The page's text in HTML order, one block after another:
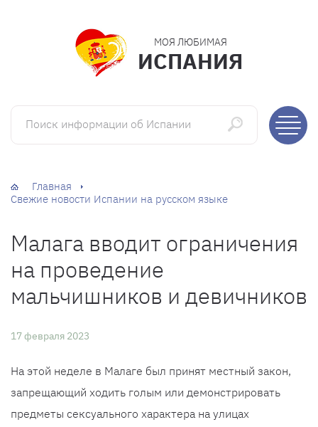
МОЯ ЛЮБИМАЯ
ИСПАНИЯ
Поиск информации об Испании
Главная
Свежие новости Испании на русском языке
Малага вводит ограничения
на проведение
мальчишников и девичников
17 февраля 2023
На этой неделе в Малаге был принят местный закон,
запрещающий ходить голым или демонстрировать
предметы сексуального характера на улицах